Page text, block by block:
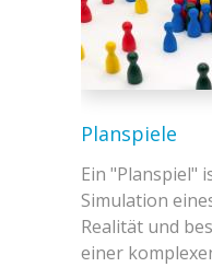
Planspiele
Ein "Planspiel"
Simulation
Realität und
einer